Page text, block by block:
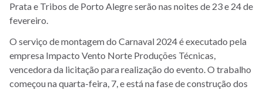
Prata e Tribos de Porto Alegre serão nas noites de 23 e 24 de
fevereiro.
O serviço de montagem do Carnaval 2024 é executado pela
empresa Impacto Vento Norte Produções Técnicas,
vencedora da licitação para realização do evento. O trabalho
começou na quarta-feira, 7, e está na fase de construção dos